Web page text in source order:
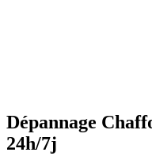
Dépannage
24h/7j